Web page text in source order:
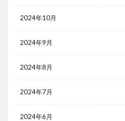
2024年10月
2024年9月
2024年8月
2024年7月
2024年6月